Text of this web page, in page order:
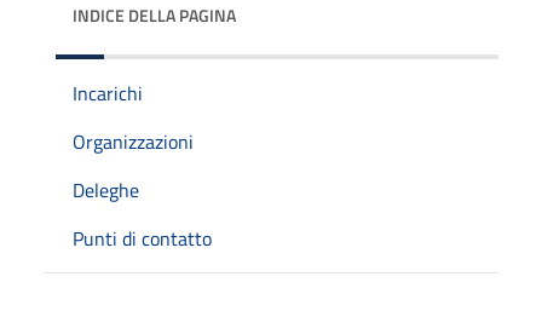
INDICE DELLA PAGINA
Incarichi
Organizzazioni
Deleghe
Punti di contatto